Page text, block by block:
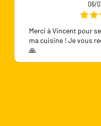
06/
Merci à Vincent pour
ma cuisine ! Je vous
🙏